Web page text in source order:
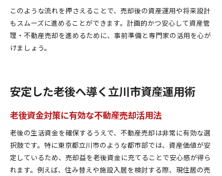
このような流れを押さえることで、売却後の資産運用や将来設計
もスムーズに進めることができます。計画的かつ安心して資産管
理・不動産売却を進めるために、事前準備と専門家の活用を心が
けましょう。
安定した老後へ導く立川市資産運用術
老後資金対策に有効な不動産売却活用法
老後の生活資金を確保するうえで、不動産売却は非常に有効な選
択肢です。特に東京都立川市のような都市部では、資産価値が安
定しているため、売却益を老後資金に充てることで安心感が得ら
れます。例えば、住み替えや施設入居を検討する際、現住居の売